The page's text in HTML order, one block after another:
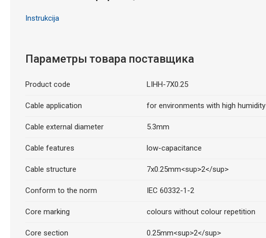
Instrukcija
Параметры товара поставщика
Product code LIHH-7X0.25
Cable application for environments with high humidity
Cable external diameter 5.3mm
Cable features low-capacitance
Cable structure 7x0.25mm<sup>2</sup>
Conform to the norm IEC 60332-1-2
Core marking colours without colour repetition
Core section 0.25mm<sup>2</sup>